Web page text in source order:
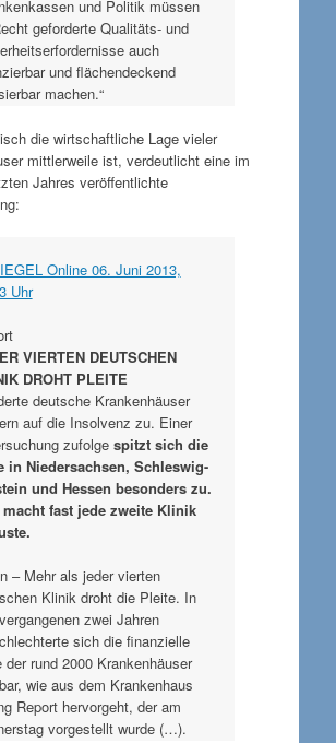
und Politik müssen
geforderte Qualitäts- und
auch
und flächendeckend
machen.“
die wirtschaftliche Lage vieler
mittlerweile ist, verdeutlicht eine im
Jahres veröffentlichte
Online 06. Juni 2013,
Uhr
VIERTEN DEUTSCHEN
DROHT PLEITE
deutsche Krankenhäuser
auf die Insolvenz zu. Einer
zufolge spitzt sich die
in Niedersachsen, Schleswig-
und Hessen besonders zu.
macht fast jede zweite Klinik
– Mehr als jeder vierten
Klinik droht die Pleite. In
zwei Jahren
sich die finanzielle
der rund 2000 Krankenhäuser
wie aus dem Krankenhaus
Report hervorgeht, der am
vorgestellt wurde (…).